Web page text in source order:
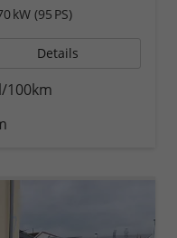
kW (95 PS)
Details
100km